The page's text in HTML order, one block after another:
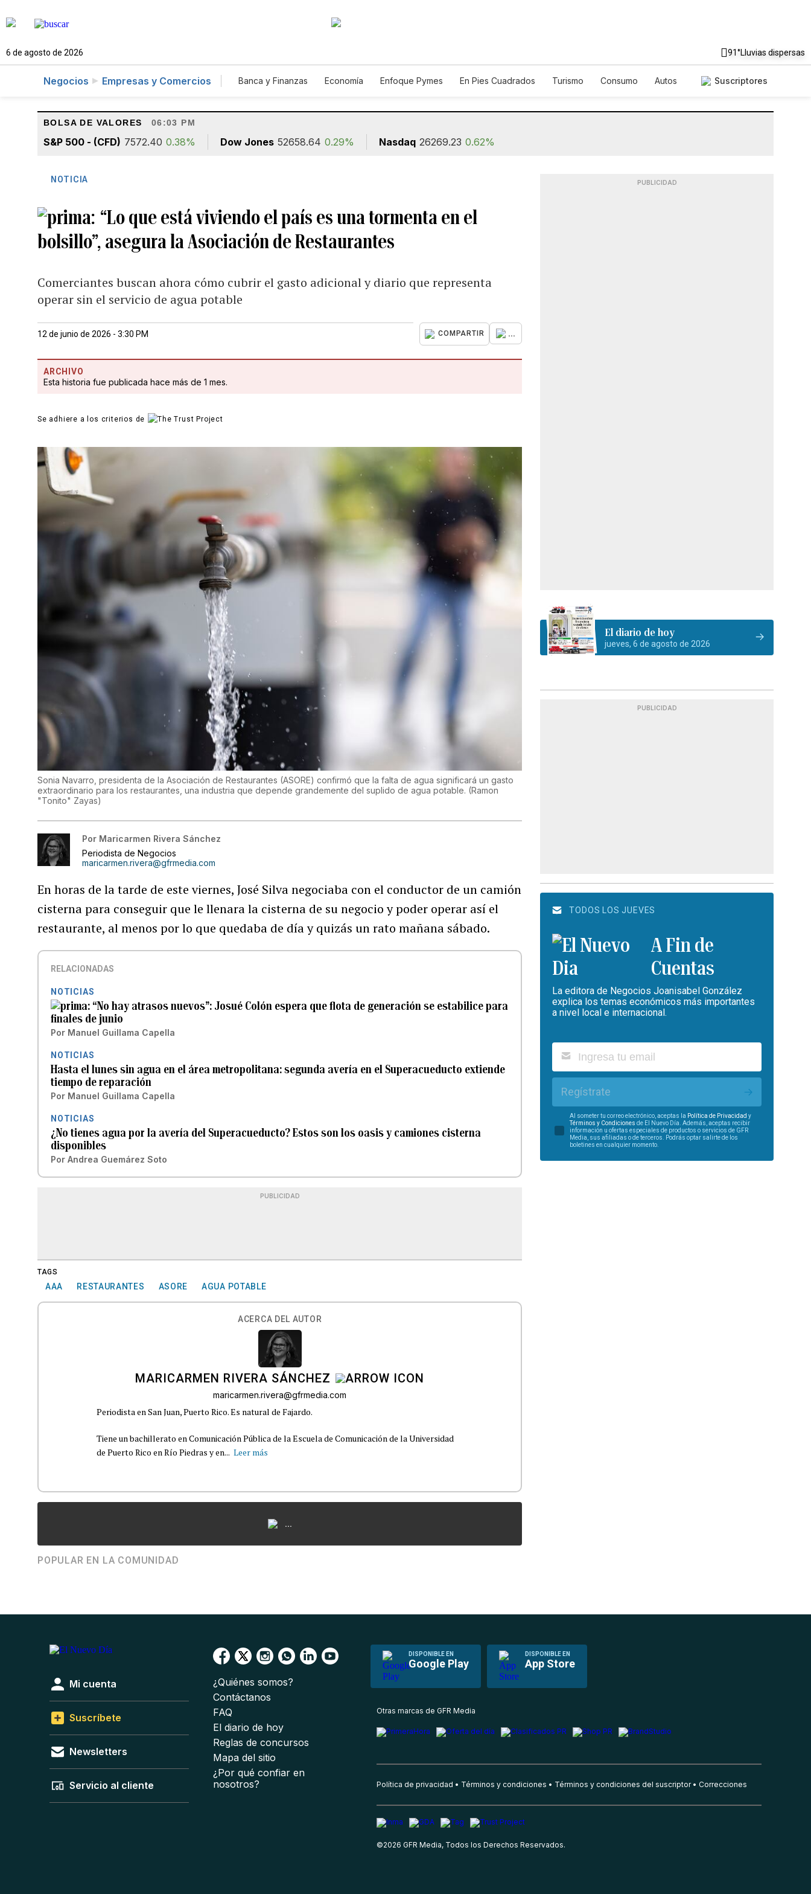
6 de agosto de 2026 91°Lluvias dispersas
Negocios Empresas y Comercios Banca y Finanzas Economía Enfoque Pymes En Pies Cuadrados Turismo Consumo
Autos
Suscriptores
BOLSA DE VALORES 06:03 PM
S&P 500 - (CFD) 7572.40 0.38% Dow Jones 52658.64 0.29% Nasdaq 26269.23 0.62%
NOTICIA
“Lo que está viviendo el país es una tormenta en el
bolsillo”, asegura la Asociación de Restaurantes
Comerciantes buscan ahora cómo cubrir el gasto adicional y diario que representa
operar sin el servicio de agua potable
12 de junio de 2026 - 3:30 PM COMPARTIR ...
ARCHIVO
Esta historia fue publicada hace más de 1 mes.
Se adhiere a los criterios de
Sonia Navarro, presidenta de la Asociación de Restaurantes (ASORE) confirmó que la falta de agua significará un gasto
extraordinario para los restaurantes, una industria que depende grandemente del suplido de agua potable. (Ramon
"Tonito" Zayas)
Por Maricarmen Rivera Sánchez
Periodista de Negocios
maricarmen.rivera@gfrmedia.com
En horas de la tarde de este viernes, José Silva negociaba con el conductor de un camión
cisterna para conseguir que le llenara la cisterna de su negocio y poder operar así el
restaurante, al menos por lo que quedaba de día y quizás un rato mañana sábado.
RELACIONADAS
NOTICIAS
“No hay atrasos nuevos”: Josué Colón espera que flota de generación se estabilice para
finales de junio
Por Manuel Guillama Capella
NOTICIAS
Hasta el lunes sin agua en el área metropolitana: segunda avería en el Superacueducto extiende
tiempo de reparación
Por Manuel Guillama Capella
NOTICIAS
¿No tienes agua por la avería del Superacueducto? Estos son los oasis y camiones cisterna
disponibles
Por Andrea Guemárez Soto
PUBLICIDAD
TAGS
AAA RESTAURANTES ASORE AGUA POTABLE
ACERCA DEL AUTOR
MARICARMEN RIVERA SÁNCHEZ
maricarmen.rivera@gfrmedia.com
Periodista en San Juan, Puerto Rico. Es natural de Fajardo.
Tiene un bachillerato en Comunicación Pública de la Escuela de Comunicación de la Universidad
de Puerto Rico en Río Piedras y en... Leer más
...
POPULAR EN LA COMUNIDAD
PUBLICIDAD
El diario de hoy
jueves, 6 de agosto de 2026
PUBLICIDAD
TODOS LOS JUEVES
A Fin de
Cuentas
La editora de Negocios Joanisabel González
explica los temas económicos más importantes
a nivel local e internacional.
Regístrate
Al someter tu correo electrónico, aceptas la Política de Privacidad y
Términos y Condiciones de El Nuevo Día. Además, aceptas recibir
información u ofertas especiales de productos o servicios de GFR
Media, sus afiliadas o de terceros. Podrás optar salirte de los
boletines en cualquier momento.
DISPONIBLE EN
Google Play
DISPONIBLE EN
App Store
Mi cuenta
Suscríbete
Newsletters
Servicio al cliente
¿Quiénes somos?
Contáctanos
FAQ
El diario de hoy
Reglas de concursos
Mapa del sitio
¿Por qué confiar en
nosotros?
Otras marcas de GFR Media
Política de privacidad Términos y condiciones Términos y condiciones del suscriptor Correcciones
©2026 GFR Media, Todos los Derechos Reservados.